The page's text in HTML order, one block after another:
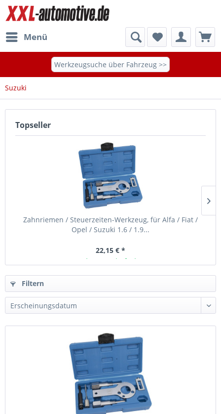
Menü
Werkzeugsuche über Fahrzeug >>
Suzuki
Topseller
Zahnriemen / Steuerzeiten-Werkzeug, für Alfa / Fiat /
Opel / Suzuki 1.6 / 1.9...
22,15 € *
Ab Lager lieferbar
Filtern